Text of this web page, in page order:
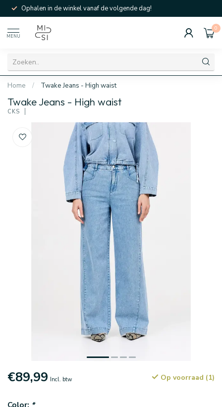
Ophalen in de winkel vanaf de volgende dag!
MENU
0
Home / Twake Jeans - High waist
Twake Jeans - High waist
CKS
€89,99 Incl. btw Op voorraad (1)
Color: *